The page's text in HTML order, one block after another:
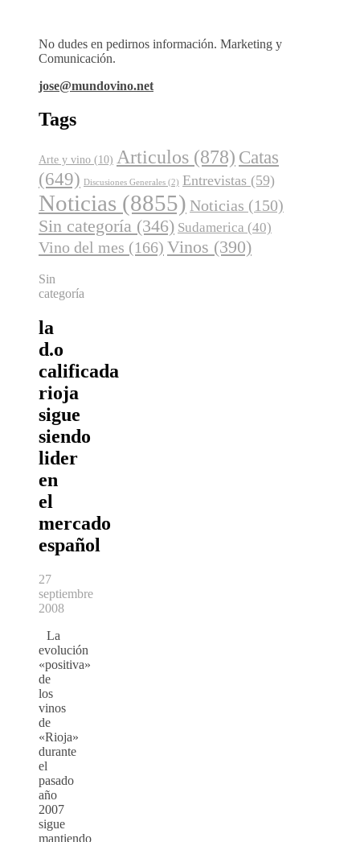
No dudes en pedirnos información. Marketing y
Comunicación.
jose@mundovino.net
Tags
Arte y vino (10) Articulos (878) Catas
(649) Discusiones Generales (2) Entrevistas (59)
Noticias (8855) Noticias (150)
Sin categoría (346) Sudamerica (40)
Vino del mes (166) Vinos (390)
Sin
categoría
la
d.o
calificada
rioja
sigue
siendo
lider
en
el
mercado
español
27
septiembre
2008
La
evolución
«positiva»
de
los
vinos
de
«Rioja»
durante
el
pasado
año
2007
sigue
mantiendo